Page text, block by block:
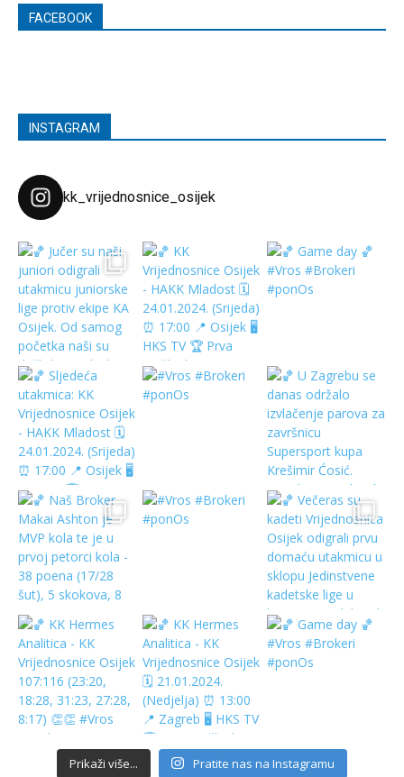
FACEBOOK
INSTAGRAM
kk_vrijednosnice_osijek
Prikaži više... Pratite nas na Instagramu